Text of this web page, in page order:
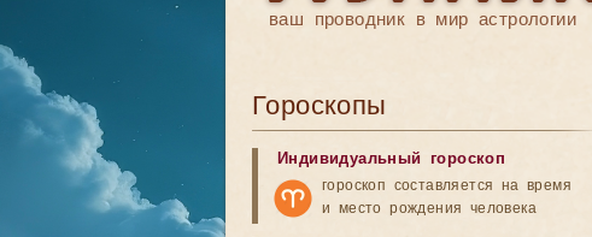
ваш проводник в мир астрологии
Гороскопы
Индивидуальный гороскоп
гороскоп составляется на время
и место рождения человека